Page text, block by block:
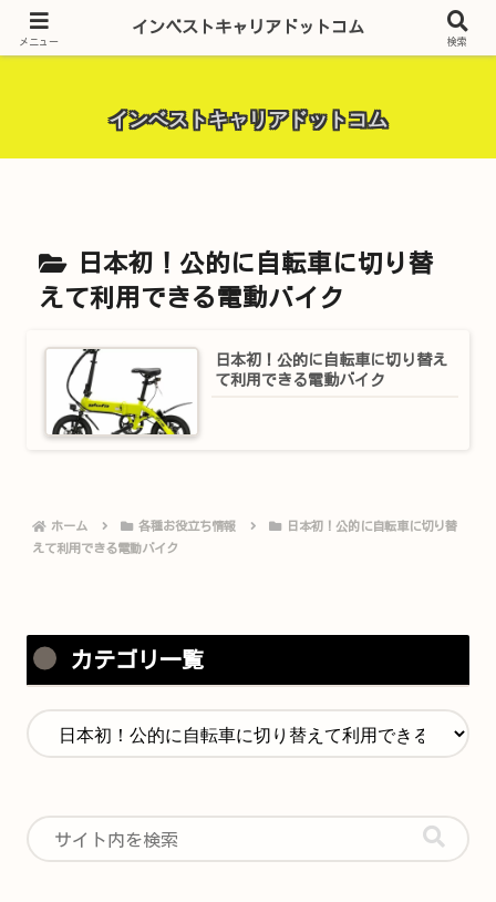
昨今話題の投資全般・金融関連全般・ＦＸトレード全般・生活に役立つ情報・
インベストキャリアドットコム
日本初！公的に自転車に切り替
えて利用できる電動バイク
日本初！公的に自転車に切り替え
て利用できる電動バイク
ホーム 各種お役立ち情報
日本初！公的に自転車に切り替
えて利用できる電動バイク
カテゴリ一覧
メニュー
インベストキャリアドットコム
検索